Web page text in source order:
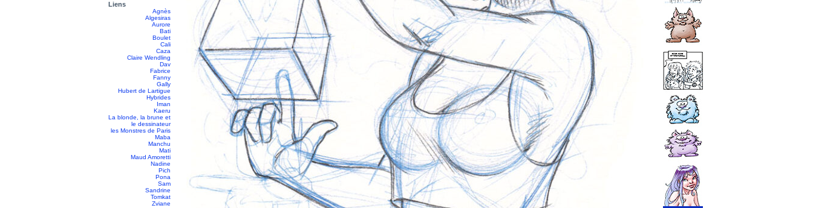
Liens
Agnès
Algesiras
Aurore
Bati
Boulet
Cali
Caza
Claire Wendling
Dav
Fabrice
Fanny
Gally
Hubert de Lartigue
Hybrides
Iman
Kaeru
La blonde, la brune et
le dessinateur
les Monstres de Paris
Maba
Manchu
Mati
Maud Amoretti
Nadine
Pich
Pona
Sam
Sandrine
Tomkat
Zviane